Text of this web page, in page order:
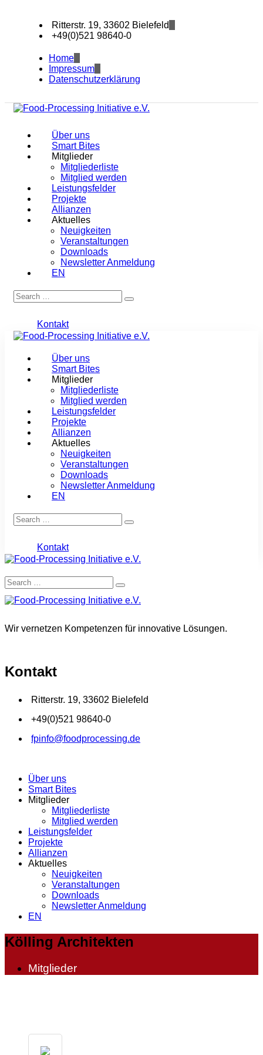
Ritterstr. 19, 33602 Bielefeld
+49(0)521 98640-0
Home
Impressum
Datenschutzerklärung
Über uns
Smart Bites
Mitglieder
Mitgliederliste
Mitglied werden
Leistungsfelder
Projekte
Allianzen
Aktuelles
Neuigkeiten
Veranstaltungen
Downloads
Newsletter Anmeldung
EN
Kontakt
Über uns
Smart Bites
Mitglieder
Mitgliederliste
Mitglied werden
Leistungsfelder
Projekte
Allianzen
Aktuelles
Neuigkeiten
Veranstaltungen
Downloads
Newsletter Anmeldung
EN
Kontakt
Wir vernetzen Kompetenzen für innovative Lösungen.
Kontakt
Ritterstr. 19, 33602 Bielefeld
+49(0)521 98640-0
fpinfo@foodprocessing.de
Über uns
Smart Bites
Mitglieder
Mitgliederliste
Mitglied werden
Leistungsfelder
Projekte
Allianzen
Aktuelles
Neuigkeiten
Veranstaltungen
Downloads
Newsletter Anmeldung
EN
Kölling Architekten
Mitglieder